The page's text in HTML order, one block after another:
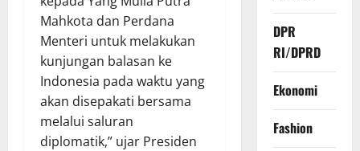
Mahkota dan Perdana
Menteri untuk melakukan
kunjungan balasan ke
Indonesia pada waktu yang
akan disepakati bersama
melalui saluran
diplomatik,” ujar Presiden
DPR
RI/DPRD
Ekonomi
Fashion